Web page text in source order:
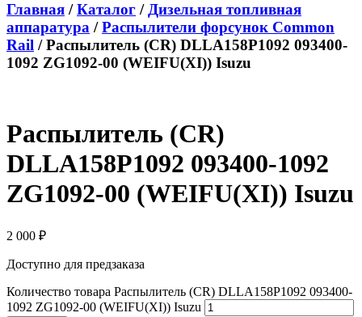
Главная /Каталог / Дизельная топливная
аппаратура /Распылители форсунок Common
Rail / Распылитель (CR) DLLA158P1092 093400-
1092 ZG1092-00 (WEIFU(XI)) Isuzu
Распылитель (CR)
DLLA158P1092 093400-1092
ZG1092-00 (WEIFU(XI)) Isuzu
2 000 ₽
Доступно для предзаказа
Количество товара Распылитель (CR) DLLA158P1092 093400-
1092 ZG1092-00 (WEIFU(XI)) Isuzu